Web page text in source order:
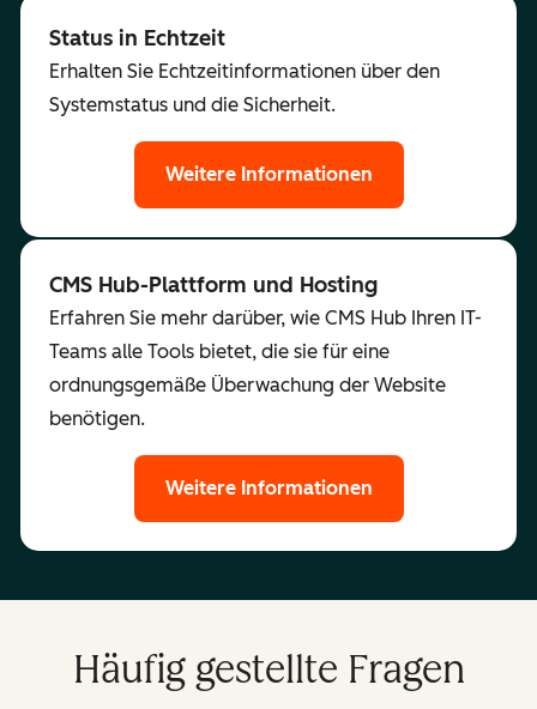
Status in Echtzeit
Erhalten Sie Echtzeitinformationen über den
Systemstatus und die Sicherheit.
Weitere Informationen
CMS Hub-Plattform und Hosting
Erfahren Sie mehr darüber, wie CMS Hub Ihren IT-
Teams alle Tools bietet, die sie für eine
ordnungsgemäße Überwachung der Website
benötigen.
Weitere Informationen
Häufig gestellte Fragen